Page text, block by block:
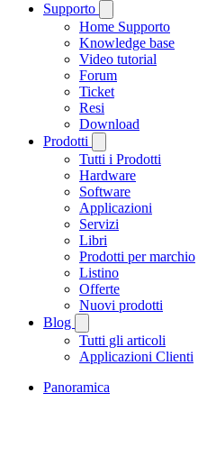
Supporto
Home Supporto
Knowledge base
Video tutorial
Forum
Ticket
Resi
Download
Prodotti
Tutti i Prodotti
Hardware
Software
Applicazioni
Servizi
Libri
Prodotti per marchio
Listino
Offerte
Nuovi prodotti
Blog
Tutti gli articoli
Applicazioni Clienti
Panoramica